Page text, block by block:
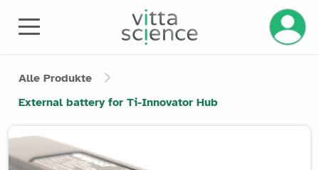
Ihr
Alle Produkte
External battery for Ti-Innovator Hub
Product image slider